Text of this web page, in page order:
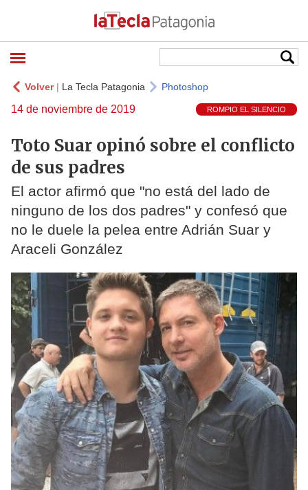
Volver| La Tecla Patagonia Photoshop
14 de noviembre de 2019 ROMPIO EL SILENCIO
Toto Suar opinó sobre el conflicto
de sus padres
El actor afirmó que "no está del lado de
ninguno de los dos padres" y confesó que
no le duele la pelea entre Adrián Suar y
Araceli González